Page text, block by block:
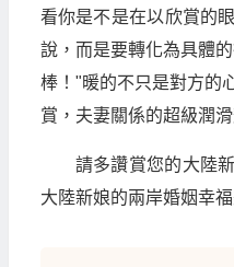
看你是不是在以欣賞的
說，而是要轉化為具體
棒！"暖的不只是對方的
賞，夫妻關係的超級潤滑
請多讚賞您的大陸
大陸新娘的兩岸婚姻幸福